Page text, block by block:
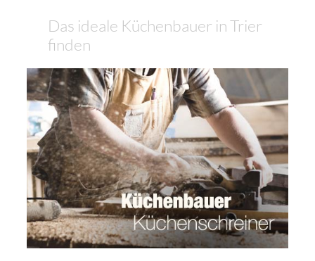
Das ideale Küchenbauer in Trier
finden